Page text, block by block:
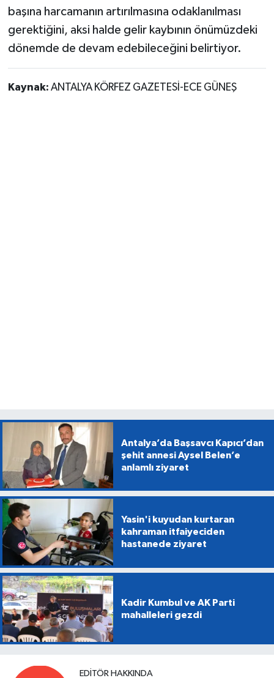
başına harcamanın artırılmasına odaklanılması
gerektiğini, aksi halde gelir kaybının önümüzdeki
dönemde de devam edebileceğini belirtiyor.
Kaynak: ANTALYA KÖRFEZ GAZETESİ-ECE GÜNEŞ
Antalya’da Başsavcı Kapıcı’dan
şehit annesi Aysel Belen’e
anlamlı ziyaret
Yasin'i kuyudan kurtaran
kahraman itfaiyeciden
hastanede ziyaret
Kadir Kumbul ve AK Parti
mahalleleri gezdi
EDITÖR HAKKINDA